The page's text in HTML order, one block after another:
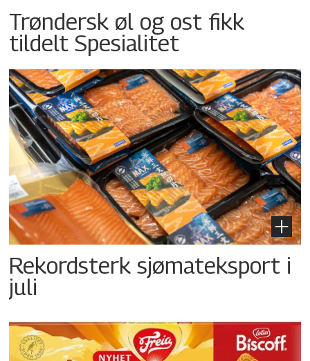
Trøndersk øl og ost fikk
tildelt Spesialitet
Rekordsterk sjømateksport i
juli